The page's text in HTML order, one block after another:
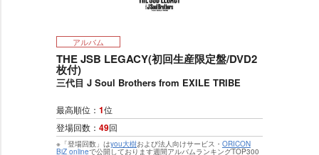
アルバム
THE JSB LEGACY(初回生産限定盤/DVD2
枚付)
三代目 J Soul Brothers from EXILE TRIBE
最高順位： 1位
登場回数： 49回
※「登場回数」はyou大樹および法人向けサービス・ ORICON
BiZ onlineで公開しております週間アルバムランキングTOP300